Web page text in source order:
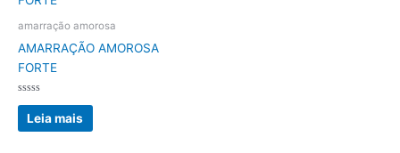
amarração amorosa
AMARRAÇÃO AMOROSA
FORTE
Avaliação
de
5
Leia mais